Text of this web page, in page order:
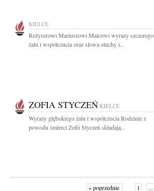
KIELCE
Reżyserowi Mariuszowi Malcowi wyrazy szczerego
żalu i współczucia oraz słowa otuchy i...
ZOFIA STYCZEŃ KIELCE
Wyrazy głębokiego żalu i współczucia Rodzinie z
powodu śmierci Zofii Styczeń składają...
« poprzednie 1 ...